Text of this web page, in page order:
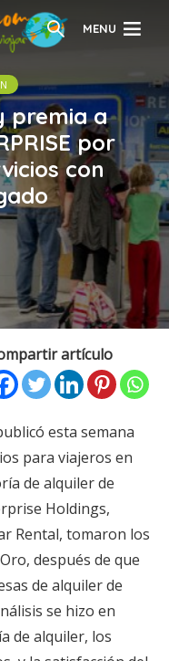
MENU
premia a
por
con
artículo
esta semana
para viajeros en
de alquiler de
Holdings,
Rental, tomaron los
después de que
de alquiler de
se hizo en
de alquiler, los